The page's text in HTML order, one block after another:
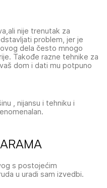
nije trenutak za
problem, jer je
dela često mnogo
Takođe razne tehnike za
dom i dati mu potpuno
, nijansu i tehniku i
s postojećim
u uradi sam izvedbi.